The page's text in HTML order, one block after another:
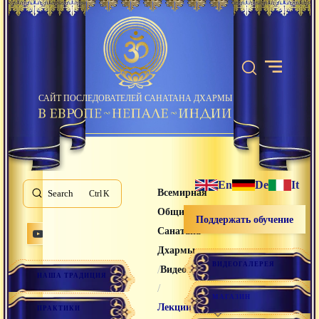
САЙТ ПОСЛЕДОВАТЕЛЕЙ САНАТАНА ДХАРМЫ
Search K
НАША ТРАДИЦИЯ
ПРАКТИКИ
Всемирная
Община
Санатана
Дхармы
/Видео лекции
/
Лекции
En De It
Поддержать обучение
ВИДЕОГАЛЕРЕЯ
МАГАЗИН